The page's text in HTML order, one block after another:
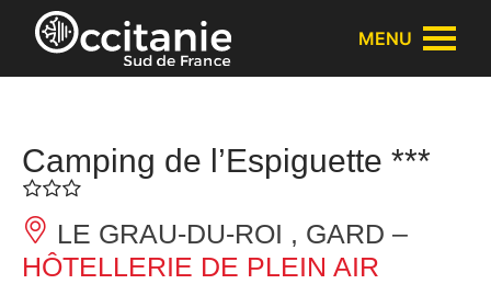
Panneau de gestion des cookies
MENU
Camping de l’Espiguette ***
LE GRAU-DU-ROI , GARD –
HÔTELLERIE DE PLEIN AIR